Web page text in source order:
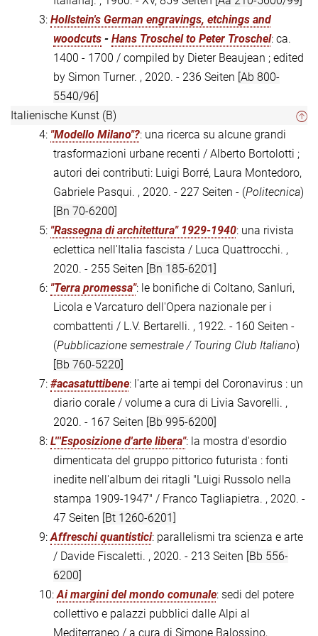
3: Hollstein's German engravings, etchings and
woodcuts - Hans Troschel to Peter Troschel: ca.
1400 - 1700 / compiled by Dieter Beaujean ; edited
by Simon Turner. , 2020. - 236 Seiten [Ab 800-
5540/96]
Italienische Kunst (B)
4: "Modello Milano"?: una ricerca su alcune grandi
trasformazioni urbane recenti / Alberto Bortolotti ;
autori dei contributi: Luigi Borré, Laura Montedoro,
Gabriele Pasqui. , 2020. - 227 Seiten - (Politecnica)
[Bn 70-6200]
5: "Rassegna di architettura" 1929-1940: una rivista
eclettica nell'Italia fascista / Luca Quattrocchi. ,
2020. - 255 Seiten [Bn 185-6201]
6: "Terra promessa": le bonifiche di Coltano, Sanluri,
Licola e Varcaturo dell'Opera nazionale per i
combattenti / L.V. Bertarelli. , 1922. - 160 Seiten -
(Pubblicazione semestrale / Touring Club Italiano)
[Bb 760-5220]
7: #acasatuttibene: l'arte ai tempi del Coronavirus : un
diario corale / volume a cura di Livia Savorelli. ,
2020. - 167 Seiten [Bb 995-6200]
8: L'''Esposizione d'arte libera": la mostra d'esordio
dimenticata del gruppo pittorico futurista : fonti
inedite nell'album dei ritagli "Luigi Russolo nella
stampa 1909-1947" / Franco Tagliapietra. , 2020. -
47 Seiten [Bt 1260-6201]
9:Affreschi quantistici: parallelismi tra scienza e arte
/ Davide Fiscaletti. , 2020. - 213 Seiten [Bb 556-
6200]
10:Ai margini del mondo comunale: sedi del potere
collettivo e palazzi pubblici dalle Alpi al
Mediterraneo / a cura di Simone Balossino,